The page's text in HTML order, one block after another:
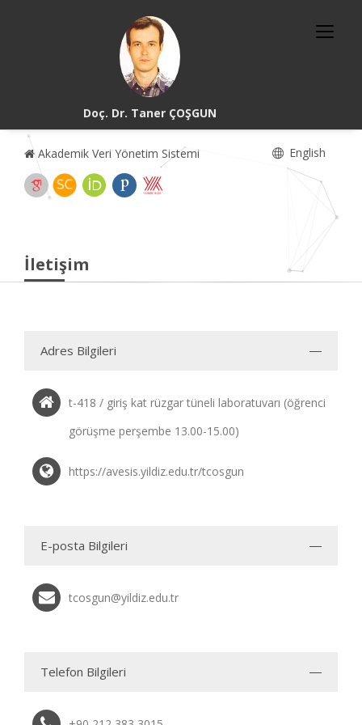
Doç. Dr. Taner ÇOŞGUN
Akademik Veri Yönetim Sistemi English
İletişim
Adres Bilgileri
t-418 / giriş kat rüzgar tüneli laboratuvarı (öğrenci
görüşme perşembe 13.00-15.00)
https://avesis.yildiz.edu.tr/tcosgun
E-posta Bilgileri
tcosgun@yildiz.edu.tr
Telefon Bilgileri